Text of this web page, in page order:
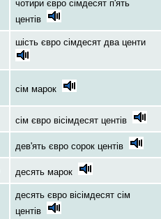
чотири євро сімдесят п'ять
центів
шість євро сімдесят два центи
сім марок
сім євро вісімдесят центів
дев'ять євро сорок центів
десять марок
десять євро вісімдесят сім
центів